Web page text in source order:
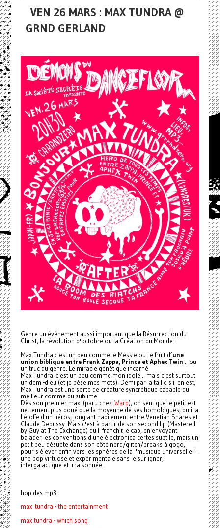
VEN 26 MARS : MAX TUNDRA @
GRND GERLAND
Genre un événement aussi important que la Résurrection du
Christ, la révolution d'octobre ou la Création du Monde.
Max Tundra c'est un peu comme le Messie ou le fruit d’une
union biblique entre Frank Zappa, Prince et Aphex Twin ... ou
un truc du genre. Le miracle génétique incarné.
Max Tundra c'est un peu comme mon idole... mais c'est surtout
un demi-dieu (et je pèse mes mots). Demi par la taille s'il en est,
Max Tundra est une sorte de créature syncrétique capable du
meilleur comme du sublime.
Dès son premier maxi (paru chez Warp), on sent que le petit est
nettement plus doué que la moyenne de ses homologues, qu'il a
l'étoffe d'un héros, jonglant habilement entre Venetian Snares et
Claude Debussy. Mais c'est à partir de son second Lp (Mastered
by Guy at The Exchange) qu'il franchit le cap, en envoyant
balader les conventions d'une électronica certes subtile, mais un
petit peu désuète dans son côté nerd/glitch/breaks à gogo,
pour s'élever enfin vers les sphères de la "musique universelle" :
une pop virtuose et expérimentale sans le surligner,
intergalactique et irraisonnée.
hop des mp3 :
max tundra - the entertainment
max tundra - which song